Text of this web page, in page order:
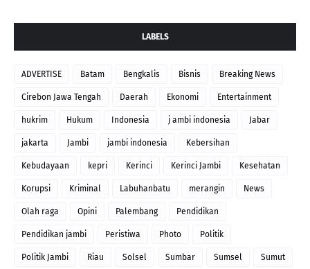
LABELS
ADVERTISE Batam Bengkalis Bisnis Breaking News
Cirebon Jawa Tengah Daerah Ekonomi Entertainment
hukrim Hukum Indonesia j ambi indonesia Jabar
jakarta Jambi jambi indonesia Kebersihan
Kebudayaan kepri Kerinci Kerinci Jambi Kesehatan
Korupsi Kriminal Labuhanbatu merangin News
Olah raga Opini Palembang Pendidikan
Pendidikan jambi Peristiwa Photo Politik
Politik Jambi Riau Solsel Sumbar Sumsel Sumut